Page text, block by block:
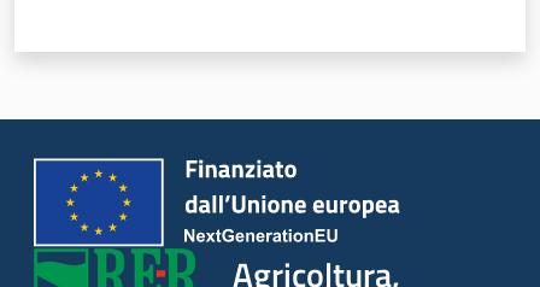
Agricoltura,
caccia e
pesca
Argomenti Agricoltura,